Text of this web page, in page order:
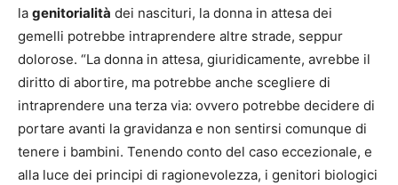
la genitorialità dei nascituri, la donna in attesa dei
gemelli potrebbe intraprendere altre strade, seppur
dolorose. “La donna in attesa, giuridicamente, avrebbe il
diritto di abortire, ma potrebbe anche scegliere di
intraprendere una terza via: ovvero potrebbe decidere di
portare avanti la gravidanza e non sentirsi comunque di
tenere i bambini. Tenendo conto del caso eccezionale, e
alla luce dei principi di ragionevolezza, i genitori biologici